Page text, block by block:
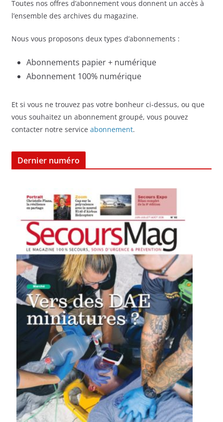
Toutes nos offres d’abonnement vous donnent un accès à
l’ensemble des archives du magazine.
Nous vous proposons deux types d’abonnements :
Abonnements papier + numérique
Abonnement 100% numérique
Et si vous ne trouvez pas votre bonheur ci-dessus, ou que
vous souhaitez un abonnement groupé, vous pouvez
contacter notre service abonnement.
Dernier numéro